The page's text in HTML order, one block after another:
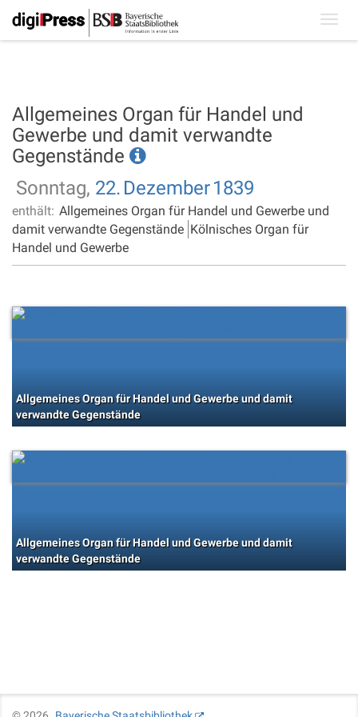
Allgemeines Organ für Handel und
Gewerbe und damit verwandte
Gegenstände
Sonntag, 22. Dezember1839
enthält: Allgemeines Organ für Handel und Gewerbe und
damit verwandte Gegenstände Kölnisches Organ für
Handel und Gewerbe
Allgemeines Organ für Handel und Gewerbe und damit
verwandte Gegenstände
Allgemeines Organ für Handel und Gewerbe und damit
verwandte Gegenstände